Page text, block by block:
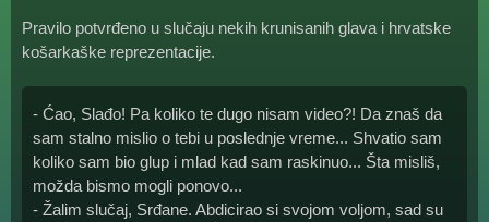
Pravilo potvrđeno u slučaju nekih krunisanih glava i hrvatske
košarkaške reprezentacije.
- Ćao, Slađo! Pa koliko te dugo nisam video?! Da znaš da
sam stalno mislio o tebi u poslednje vreme... Shvatio sam
koliko sam bio glup i mlad kad sam raskinuo... Šta misliš,
možda bismo mogli ponovo...
- Žalim slučaj, Srđane. Abdicirao si svojom voljom, sad su